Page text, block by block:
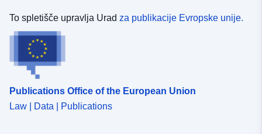
de.org/id/de.bb.metadata/
uriRef:
Periodičnost
To spletišče upravlja Urad za publikacije Evropske unije.
Publications Office of the European Union
Law | Data | Publications